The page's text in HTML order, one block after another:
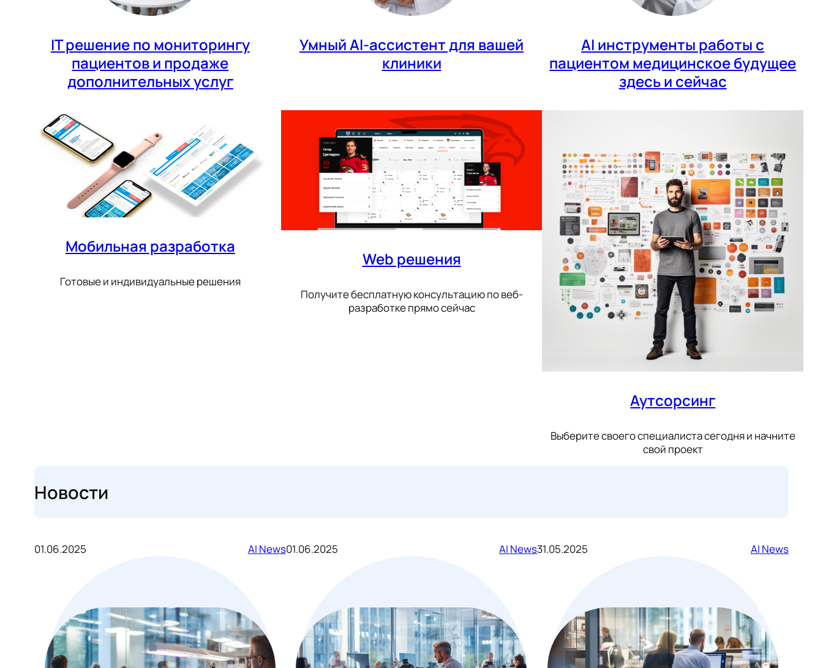
IT решение по мониторингу
пациентов и продаже
дополнительных услуг
Умный AI-ассистент для вашей
клиники
AI инструменты работы с
пациентом медицинское будущее
здесь и сейчас
Мобильная разработка
Готовые и индивидуальные решения
Web решения
Получите бесплатную консультацию по веб-
разработке прямо сейчас
Аутсорсинг
Выберите своего специалиста сегодня и начните
свой проект
Новости
01.06.2025 AI News01.06.2025 AI News31.05.2025 AI News